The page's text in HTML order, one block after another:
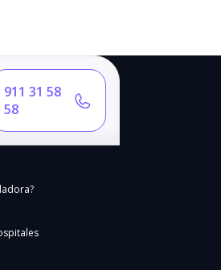
911 31 58
58